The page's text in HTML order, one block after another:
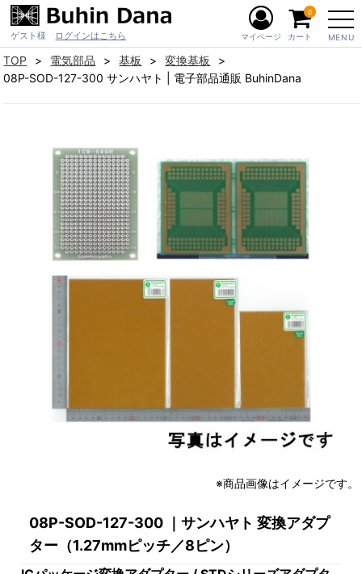
ゲスト様 ログインはこちら MENU
マイページ カート
0
TOP 電気部品 基板
変換基板
08P-SOD-127-300 サンハヤト | 電子部品通販 BuhinDana
※商品画像はイメージです。
08P-SOD-127-300 ｜サンハヤト 変換アダプ
ター（1.27mmピッチ／8ピン）